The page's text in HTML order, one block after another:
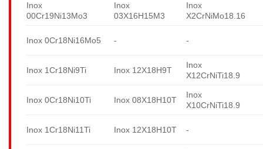
Inox
00Cr19Ni13Mo3
Inox
03X16H15M3
Inox
X2CrNiMo18.16
Inox 0Cr18Ni16Mo5 - -
Inox 1Cr18Ni9Ti Inox 12X18H9T
Inox
X12CrNiTi18.9
Inox 0Cr18Ni10Ti Inox 08X18H10T
Inox
X10CrNiTi18.9
Inox 1Cr18Ni11Ti Inox 12X18H10T -